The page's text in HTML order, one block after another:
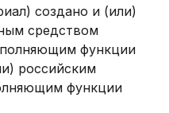
создано и (или)
средством
функции
российским
функции